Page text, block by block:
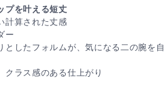
プを叶える短丈
計算された丈感
ー
としたフォルムが、気になる二の腕を
クラス感のある仕上がり